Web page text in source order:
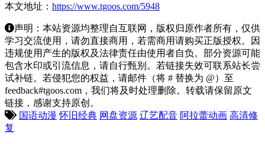
本文地址： https://www.tgoos.com/5948
声明：本站资源均整理自互联网，版权归原作者所有，仅供
学习交流使用，请勿直接商用，若需商用请购买正版授权。因
违规使用产生的版权及法律责任由使用者自负。部分资源可能
包含水印或引流信息，请自行甄别。若链接失效可联系站长尝
试补链。若侵犯您的权益，请邮件（将 # 替换为 @）至
feedback#tgoos.com，我们将及时处理删除。转载请保留原文
链接，感谢支持原创。
国语动漫 怀旧经典 网盘资源 辽艺配音 阿拉蕾动画 高清修
复